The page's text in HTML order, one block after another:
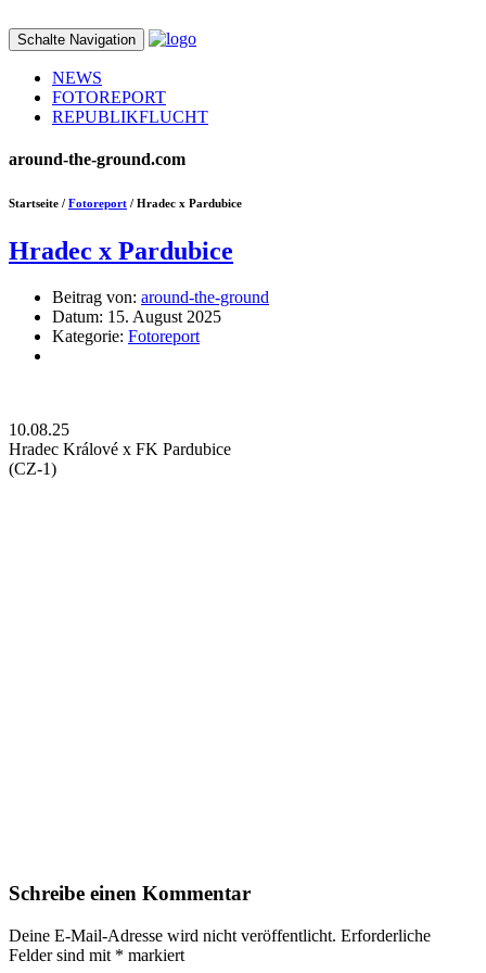
Schalte Navigation
NEWS
FOTOREPORT
REPUBLIKFLUCHT
around-the-ground.com
Startseite / Fotoreport / Hradec x Pardubice
Hradec x Pardubice
Beitrag von: around-the-ground
Datum: 15. August 2025
Kategorie: Fotoreport
10.08.25
Hradec Králové x FK Pardubice
(CZ-1)
Schreibe einen Kommentar
Deine E-Mail-Adresse wird nicht veröffentlicht. Erforderliche
Felder sind mit * markiert